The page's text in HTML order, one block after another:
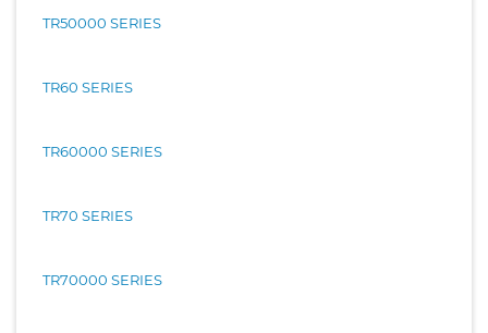
TR50000 SERIES
TR60 SERIES
TR60000 SERIES
TR70 SERIES
TR70000 SERIES